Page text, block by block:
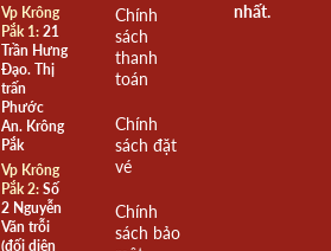
Vp Krông
Pắk 1:21
Trần Hưng
Đạo. Thị
trấn
Phước
An. Krông
Pắk
Vp Krông
Pắk 2:Số
2 Nguyễn
Văn trỗi
(đối diện
Chính
sách
thanh
toán
Chính
sách đặt
vé
Chính
sách bảo
nhất.